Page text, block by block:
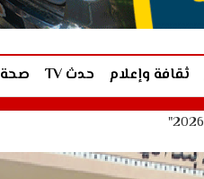
ثقافة وإعلام حدث TV صحة